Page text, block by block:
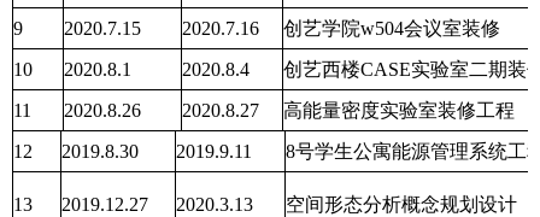
9
2020.7.15 2020.7.16
创艺学院w504会议室装修
10
2020.8.1 2020.8.4
创艺西楼CASE实验室二期装
11
2020.8.26 2020.8.27
高能量密度实验室装修工程
12
2019.8.30 2019.9.11 8号学生公寓能源管理系统工
13 2019.12.27 2020.3.13 空间形态分析概念规划设计